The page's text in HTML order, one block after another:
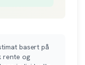
basert på
rente og